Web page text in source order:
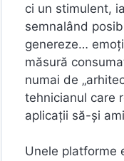
ci un stimulent,
semnalând
genereze…
măsură
numai de
tehnicianul care
aplicații să-și
Unele platforme